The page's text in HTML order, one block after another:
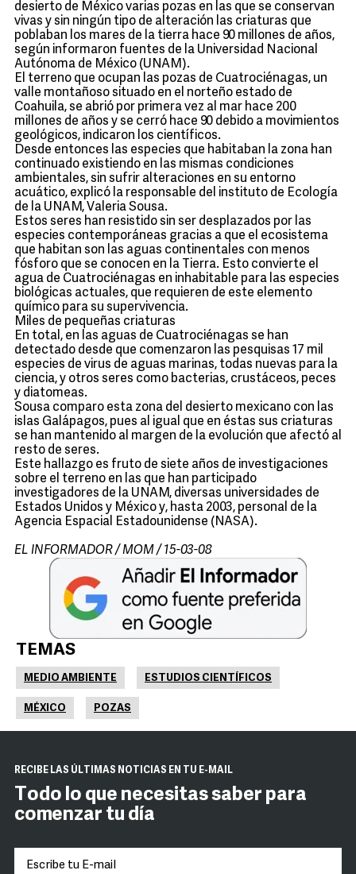
desierto de México varias pozas en las que se conservan
vivas y sin ningún tipo de alteración las criaturas que
poblaban los mares de la tierra hace 90 millones de años,
según informaron fuentes de la Universidad Nacional
Autónoma de México (UNAM).
El terreno que ocupan las pozas de Cuatrociénagas, un
valle montañoso situado en el norteño estado de
Coahuila, se abrió por primera vez al mar hace 200
millones de años y se cerró hace 90 debido a movimientos
geológicos, indicaron los científicos.
Desde entonces las especies que habitaban la zona han
continuado existiendo en las mismas condiciones
ambientales, sin sufrir alteraciones en su entorno
acuático, explicó la responsable del instituto de Ecología
de la UNAM, Valeria Sousa.
Estos seres han resistido sin ser desplazados por las
especies contemporáneas gracias a que el ecosistema
que habitan son las aguas continentales con menos
fósforo que se conocen en la Tierra. Esto convierte el
agua de Cuatrociénagas en inhabitable para las especies
biológicas actuales, que requieren de este elemento
químico para su supervivencia.
Miles de pequeñas criaturas
En total, en las aguas de Cuatrociénagas se han
detectado desde que comenzaron las pesquisas 17 mil
especies de virus de aguas marinas, todas nuevas para la
ciencia, y otros seres como bacterias, crustáceos, peces
y diatomeas.
Sousa comparo esta zona del desierto mexicano con las
islas Galápagos, pues al igual que en éstas sus criaturas
se han mantenido al margen de la evolución que afectó al
resto de seres.
Este hallazgo es fruto de siete años de investigaciones
sobre el terreno en las que han participado
investigadores de la UNAM, diversas universidades de
Estados Unidos y México y, hasta 2003, personal de la
Agencia Espacial Estadounidense (NASA).
EL INFORMADOR / MOM / 15-03-08
TEMAS
MEDIO AMBIENTE ESTUDIOS CIENTÍFICOS
MÉXICO POZAS
RECIBE LAS ÚLTIMAS NOTICIAS EN TU E-MAIL
Todo lo que necesitas saber para
comenzar tu día